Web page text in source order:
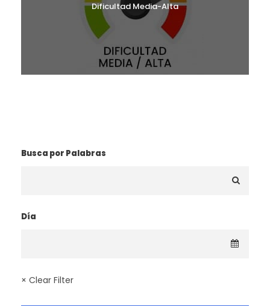
Dificultad Media-Alta
Busca por Palabras
Día
× Clear Filter